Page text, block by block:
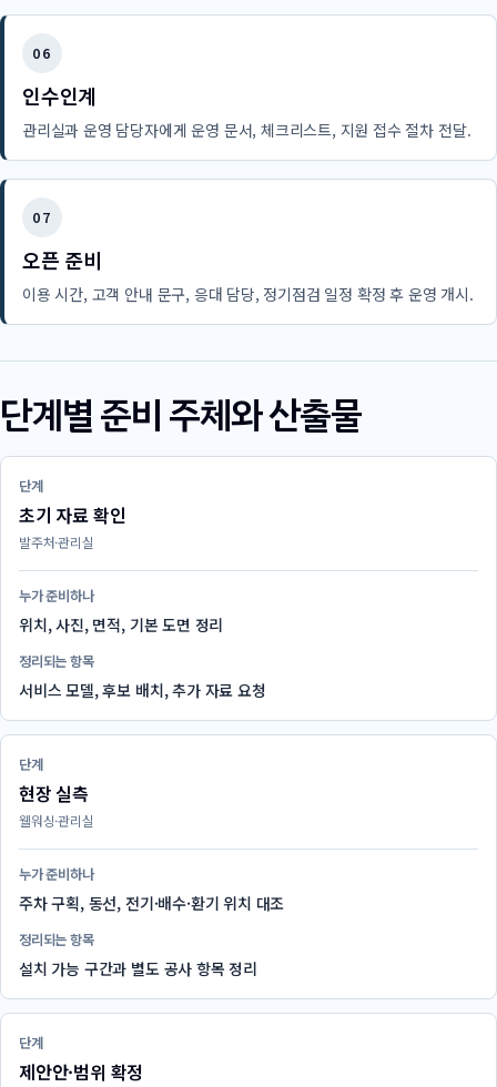
06
인수인계
관리실과 운영 담당자에게 운영 문서, 체크리스트, 지원 접수 절차 전달.
07
오픈 준비
이용 시간, 고객 안내 문구, 응대 담당, 정기점검 일정 확정 후 운영 개시.
단계별 준비 주체와 산출물
단계
초기 자료 확인
발주처·관리실
누가 준비하나
위치, 사진, 면적, 기본 도면 정리
정리되는 항목
서비스 모델, 후보 배치, 추가 자료 요청
단계
현장 실측
웰워싱·관리실
누가 준비하나
주차 구획, 동선, 전기·배수·환기 위치 대조
정리되는 항목
설치 가능 구간과 별도 공사 항목 정리
단계
제안안·범위 확정